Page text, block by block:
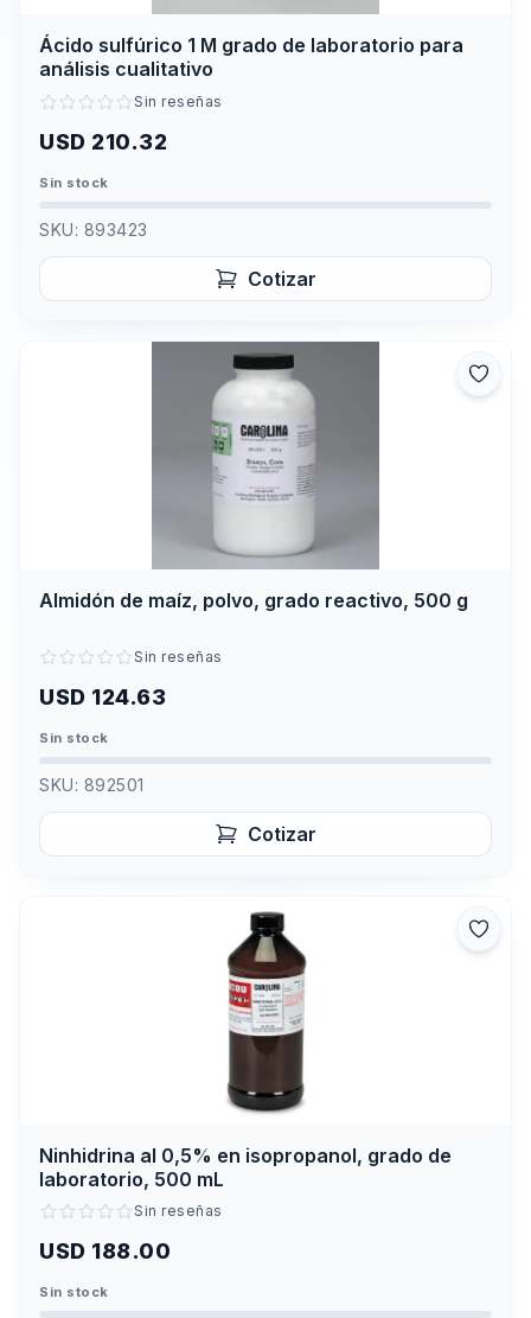
Ácido sulfúrico 1 M grado de laboratorio para
análisis cualitativo
Sin reseñas
USD 210.32
Sin stock
SKU: 893423
Cotizar
Almidón de maíz, polvo, grado reactivo, 500 g
Sin reseñas
USD 124.63
Sin stock
SKU: 892501
Cotizar
Ninhidrina al 0,5% en isopropanol, grado de
laboratorio, 500 mL
Sin reseñas
USD 188.00
Sin stock